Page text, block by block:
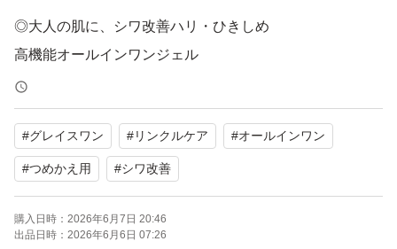
◎大人の肌に、シワ改善ハリ・ひきしめ
高機能オールインワンジェル
＊商品説明＊
● １品７役、シワを改善する高機能オールインワンジェ
ル。W有効成分配合。高機能モイストリフト成分配合。
●気になる目もと・口もとをはじめとするシワへ効果を発
揮。
#グレイスワン #リンクルケア #オールインワン
#つめかえ用 #シワ改善
購入日時： 2026年6月7日 20:46
出品日時： 2026年6月6日 07:26